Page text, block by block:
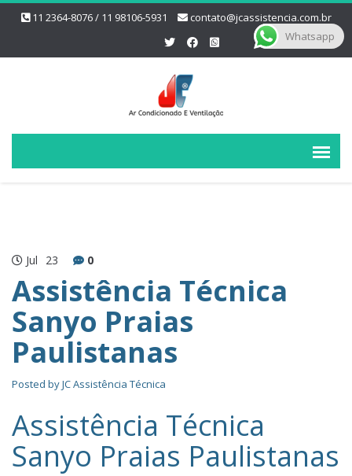
11 2364-8076 / 11 98106-5931 contato@jcassistencia.com.br
Jul 23 0
Assistência Técnica
Sanyo Praias
Paulistanas
Posted byJC Assistência Técnica
Assistência Técnica
Sanyo Praias Paulistanas
Whatsapp